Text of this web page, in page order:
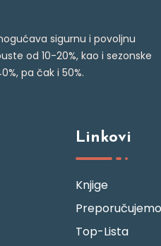
sigurnu i povoljnu
od 10-20%, kao i sezonske
pa čak i 50%.
Linkovi
Knjige
Preporučujemo
Top-Lista